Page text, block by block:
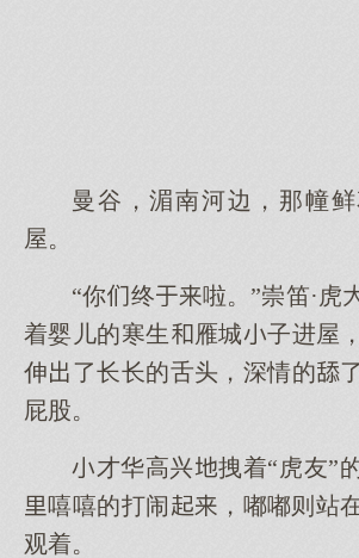
曼谷，湄南河边，那幢
屋。
“你终啦。”崇笛·虎
着婴儿的寒生雁城子进屋
伸了长长的舌头，深情的
屁股。
才华高兴拽着“虎友”
嘻嘻的打闹，嘟嘟则站
观着。